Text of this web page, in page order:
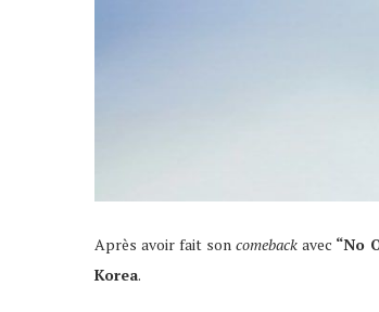
Après avoir fait son comebackavec “No
Korea.